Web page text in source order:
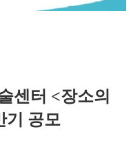
센터 <장소의
기 공모